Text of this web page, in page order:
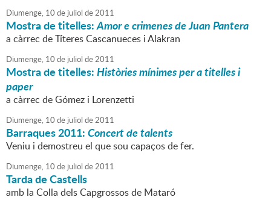
Diumenge, 10 de juliol de2011
Mostra de titelles:Amor e crimenes de Juan Pantera
a càrrec de Títeres Cascanueces i Alakran
Diumenge, 10 de juliol de2011
Mostra de titelles:Històries mínimes per a titelles i
paper
a càrrec de Gómez i Lorenzetti
Diumenge, 10 de juliol de2011
Barraques 2011:Concert de talents
Veniu i demostreu el que sou capaços de fer.
Diumenge, 10 de juliol de2011
Tarda de Castells
amb la Colla dels Capgrossos de Mataró